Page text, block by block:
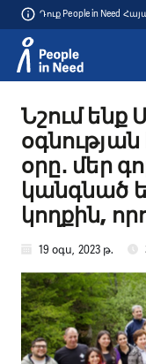
Դուք People in Need
Նշում
օրը․ մեր
կանգնած
կողքին,
19 օգս, 2023 թ.